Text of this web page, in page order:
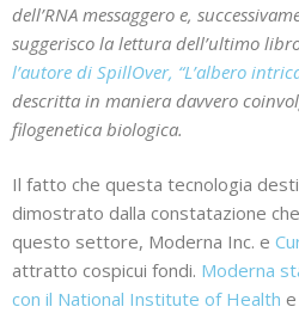
dell’RNA messaggero e,
suggerisco la lettura dell’ultimo
l’autore di SpillOver, “L’albero
descritta in maniera davvero
filogenetica biologica.
Il fatto che questa tecnologia
dimostrato dalla constatazione
questo settore, Moderna Inc. e
attratto cospicui fondi. Moderna
con il National Institute of Health